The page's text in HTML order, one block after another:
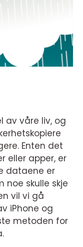
av våre liv, og
Enten det
eller apper, er
dataene er
skulle skje
vil vi gå
iPhone og
metoden for